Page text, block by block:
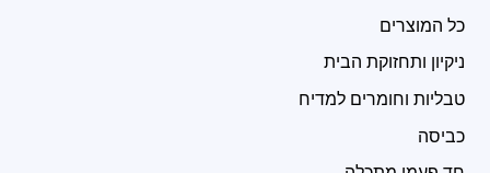
כל המוצרים
ניקיון ותחזוקת הבית
טבליות וחומרים למדיח
כביסה